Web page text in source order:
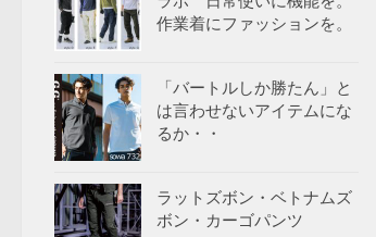
作業着にファッションを。
「バートルしか勝たん」と
は言わせないアイテムにな
るか・・
ラットズボン・ベトナムズ
ボン・カーゴパンツ